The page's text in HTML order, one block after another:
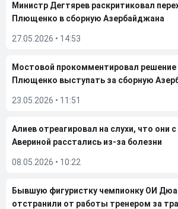
Министр Дегтярев раскритиковал
Плющенко в сборную Азербайджана
27.05.2026 • 14:53
Мостовой прокомментировал решение
Плющенко выступать за сборную
23.05.2026 • 11:51
Алиев отреагировал на слухи, что они
Авериной расстались из-за болезни
08.05.2026 • 10:22
Бывшую фигуристку чемпионку ОИ
отстранили от работы тренером за